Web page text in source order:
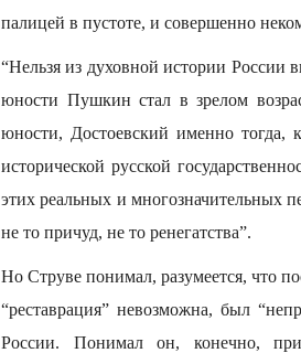
палицей в пустоте, и совершенно
“Нельзя из духовной истории
юности Пушкин стал в зрелом
юности, Достоевский именно тогда,
исторической русской
этих реальных и многозначительных
не то причуд, не то ренегатства”.
Но Струве понимал, разумеется, что
“реставрация” невозможна, был
России. Понимал он, конечно,